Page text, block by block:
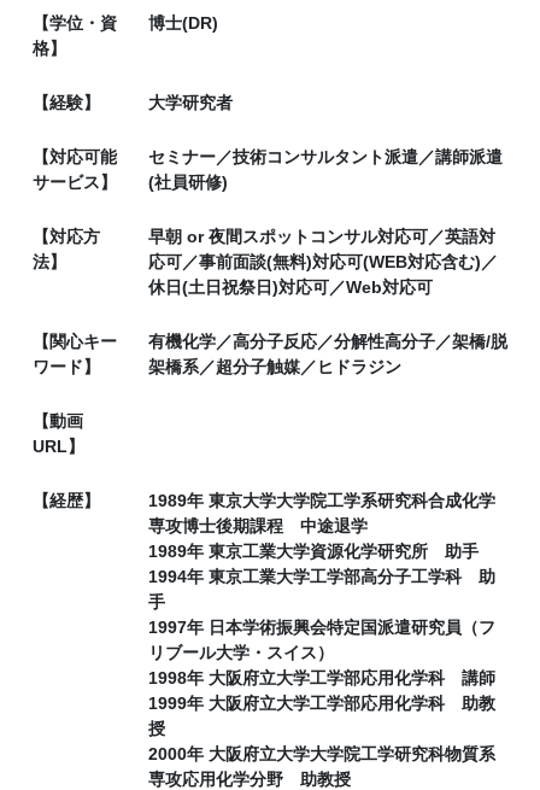
【学位・資
格】
博士(DR)
【経験】 大学研究者
【対応可能
サービス】
セミナー／技術コンサルタント派遣／講師派遣
(社員研修)
【対応方
法】
早朝 or 夜間スポットコンサル対応可／英語対
応可／事前面談(無料)対応可(WEB対応含む)／
休日(土日祝祭日)対応可／Web対応可
【関心キー
ワード】
有機化学／高分子反応／分解性高分子／架橋/脱
架橋系／超分子触媒／ヒドラジン
【動画
URL】
【経歴】
1989年 東京大学大学院工学系研究科合成化学
専攻博士後期課程 中途退学
1989年 東京工業大学資源化学研究所 助手
1994年 東京工業大学工学部高分子工学科 助
手
1997年 日本学術振興会特定国派遣研究員（フ
リブール大学・スイス）
1998年 大阪府立大学工学部応用化学科 講師
1999年 大阪府立大学工学部応用化学科 助教
授
2000年 大阪府立大学大学院工学研究科物質系
専攻応用化学分野 助教授